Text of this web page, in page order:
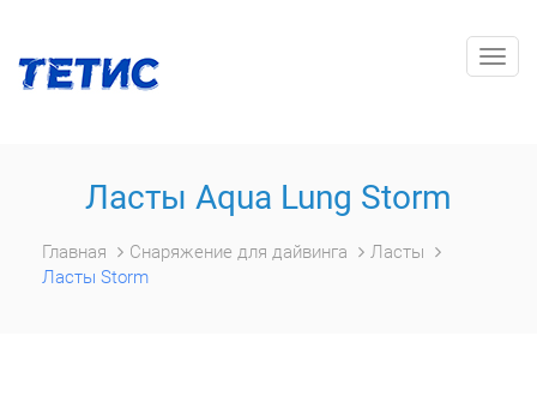
Ласты Aqua Lung Storm
Главная Снаряжение для дайвинга
Ласты
Ласты Storm